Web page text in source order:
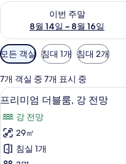
이번 주말
8월 14일 ~ 8월 16일
이번 주말 예약 가능 여부 확
객
실
에
사
용
가
능
한
필
모든 객실 침대 1개 침대 2개
7개 객실 중 7개 표시 중
프
미
엄
더
12
프리미엄 더블룸, 강 전망
강 전망
29㎡
침실 1개